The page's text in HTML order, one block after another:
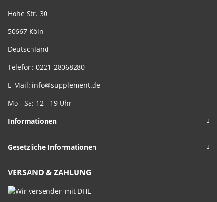
Hohe Str. 30
50667 Köln
Deutschland
Telefon: 0221-28068280
E-Mail: info@supplement.de
Mo - Sa: 12 - 19 Uhr
Informationen
Gesetzliche Informationen
VERSAND & ZAHLUNG